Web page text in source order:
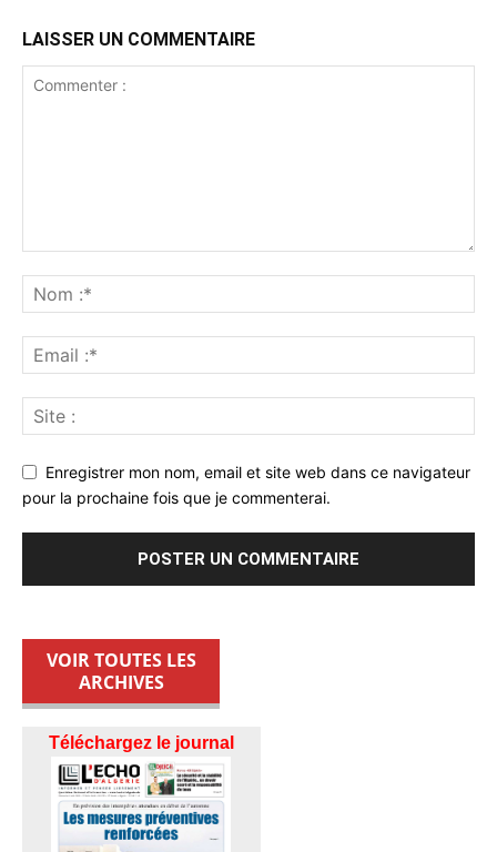
LAISSER UN COMMENTAIRE
Enregistrer mon nom, email et site web dans ce navigateur
pour la prochaine fois que je commenterai.
VOIR TOUTES LES
ARCHIVES